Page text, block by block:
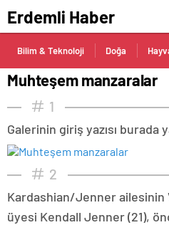
Erdemli Haber
Bilim & Teknoloji Doğa
Muhteşem manzaralar
1
Galerinin giriş yazısı burada
2
Kardashian/Jenner ailesinin
üyesi Kendall Jenner (21),